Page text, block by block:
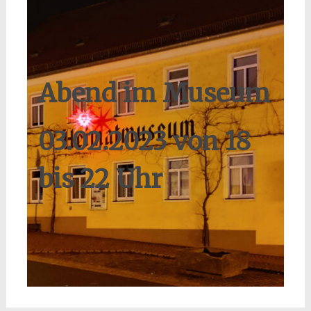
Abend im Museum
03.02.2023 von 18
bis 22 Uhr